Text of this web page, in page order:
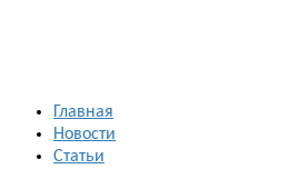
Главная
Новости
Статьи